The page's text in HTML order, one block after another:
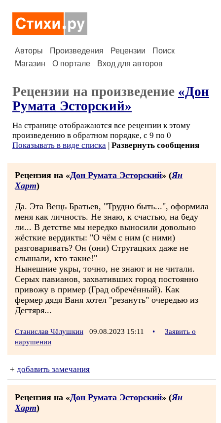
Авторы Произведения Рецензии
Поиск
Магазин
О портале Вход для авторов
Рецензии на произведение «Дон
Румата Эсторский»
На странице отображаются все рецензии к этому
произведению в обратном порядке, с 9 по 0
Показывать в виде списка | Развернуть сообщения
Рецензия на «Дон Румата Эсторский» (Ян
Харт)
Да. Эта Вещь Братьев, "Трудно быть...", оформила
меня как личность. Не знаю, к счастью, на беду
ли... В детстве мы нередко выносили довольно
жёсткие вердикты: "О чём с ним (с ними)
разговаривать? Он (они) Стругацких даже не
слышали, кто такие!"
Нынешние укры, точно, не знают и не читали.
Серых павианов, захвативших город постоянно
привожу в пример (Град обречённый). Как
фермер дядя Ваня хотел "резануть" очередью из
Дегтяря...
Станислав Чёлушкин 09.08.2023 15:11 •
Заявить о
нарушении
+ добавить замечания
Рецензия на «Дон Румата Эсторский» (Ян
Харт)